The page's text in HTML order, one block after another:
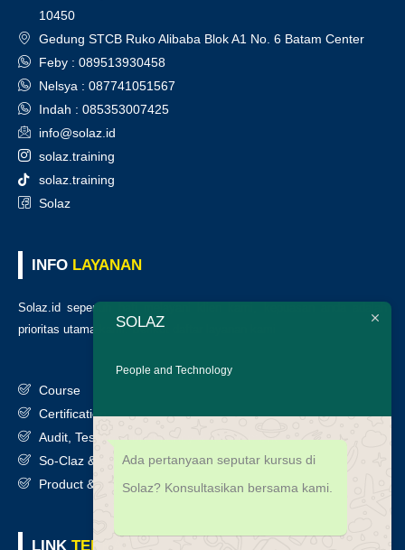
10450
Gedung STCB Ruko Alibaba Blok A1 No. 6 Batam Center
Feby : 089513930458
Nelsya : 087741051567
Indah : 085353007425
info@solaz.id
solaz.training
solaz.training
Solaz
INFO LAYANAN
Solaz.id sepenuh hati melayani klien kami, kepuasan anda adalah
prioritas utama kami. Berikut daftar layanan kami
Course
Certification
Audit, Testing, Consultancy & Assessment
So-Claz & Smart Benchmark
Product & Services
LINK TERKAIT
SOLAZ
People and Technology
Ada pertanyaan seputar kursus di
Solaz? Konsultasikan bersama kami.